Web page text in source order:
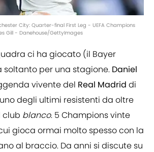
City: Quarter-final First Leg - UEFA Champions
Gill - Danehouse/GettyImages
ci ha giocato (il Bayer
soltanto per una stagione. Daniel
vivente del Real Madrid di
degli ultimi resistenti da oltre
club blanco. 5 Champions vinte
gioca ormai molto spesso con la
al braccio. Da anni si discute su